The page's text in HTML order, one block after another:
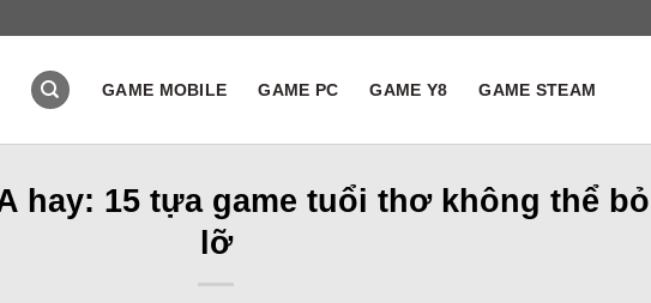
GAME MOBILE GAME PC GAME Y8 GAME STEAM
hay: 15 tựa game tuổi thơ không thể bỏ
lỡ